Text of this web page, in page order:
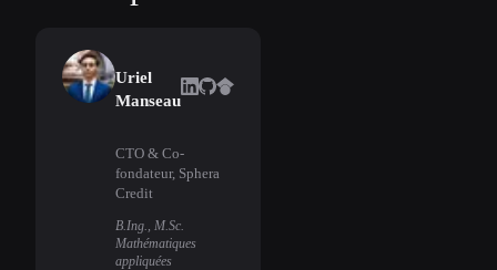
Uriel
Manseau
CTO & Co-
fondateur, Sphera
Credit
B.Ing., M.Sc.
Mathématiques
appliquées